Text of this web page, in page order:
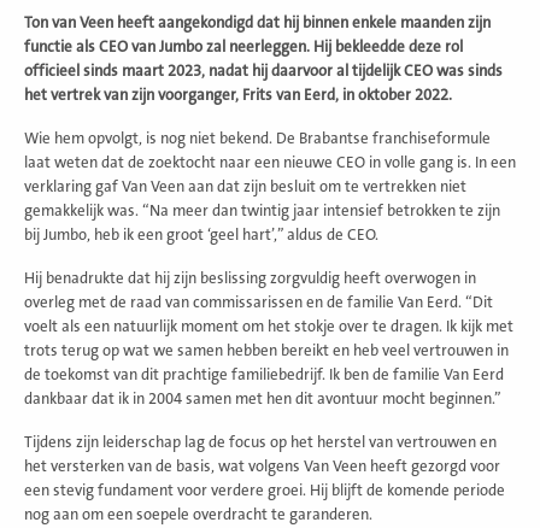
Ton van Veen heeft aangekondigd dat hij binnen enkele maanden zijn
functie als CEO van Jumbo zal neerleggen. Hij bekleedde deze rol
officieel sinds maart 2023, nadat hij daarvoor al tijdelijk CEO was sinds
het vertrek van zijn voorganger, Frits van Eerd, in oktober 2022.
Wie hem opvolgt, is nog niet bekend. De Brabantse franchiseformule
laat weten dat de zoektocht naar een nieuwe CEO in volle gang is. In een
verklaring gaf Van Veen aan dat zijn besluit om te vertrekken niet
gemakkelijk was. “Na meer dan twintig jaar intensief betrokken te zijn
bij Jumbo, heb ik een groot ‘geel hart’,” aldus de CEO.
Hij benadrukte dat hij zijn beslissing zorgvuldig heeft overwogen in
overleg met de raad van commissarissen en de familie Van Eerd. “Dit
voelt als een natuurlijk moment om het stokje over te dragen. Ik kijk met
trots terug op wat we samen hebben bereikt en heb veel vertrouwen in
de toekomst van dit prachtige familiebedrijf. Ik ben de familie Van Eerd
dankbaar dat ik in 2004 samen met hen dit avontuur mocht beginnen.”
Tijdens zijn leiderschap lag de focus op het herstel van vertrouwen en
het versterken van de basis, wat volgens Van Veen heeft gezorgd voor
een stevig fundament voor verdere groei. Hij blijft de komende periode
nog aan om een soepele overdracht te garanderen.